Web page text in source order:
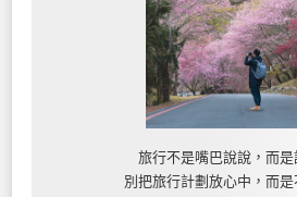
旅行不是嘴巴說說，而是
別把旅行計劃放心中，而